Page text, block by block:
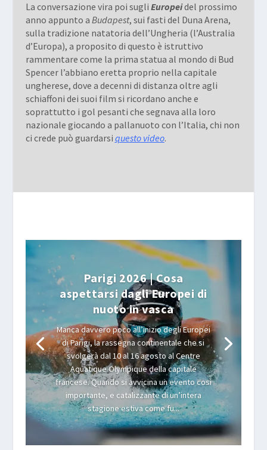
La conversazione vira poi sugli Europeidel prossimo
anno appunto a Budapest, sui fasti del Duna Arena,
sulla tradizione natatoria dell’Ungheria (l’Australia
d’Europa), a proposito di questo è istruttivo
rammentare come la prima statua al mondo di Bud
Spencer l’abbiano eretta proprio nella capitale
ungherese, dove a decenni di distanza oltre agli
schiaffoni dei suoi film si ricordano anche e
soprattutto i gol pesanti che segnava alla loro
nazionale giocando a pallanuoto con l’Italia, chi non
ci crede può guardarsi questo video.
Parigi 2026 | Cosa
aspettarsi dagli Europei di
nuoto in vasca
Manca davvero poco all’inizio degli Europei
di Parigi, la rassegna continentale che si
svolgerà dal 10 al 16 agosto al Centre
Aquatique Olympique della capitale
francese. Quando si avvicina un evento così
importante, e catalizzante di un’intera
stagione estiva come fu...